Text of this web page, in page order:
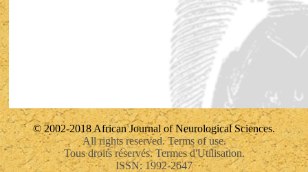
© 2002-2018 African Journal of Neurological Sciences.
All rights reserved. Terms of use.
Tous droits réservés. Termes d'Utilisation.
ISSN: 1992-2647